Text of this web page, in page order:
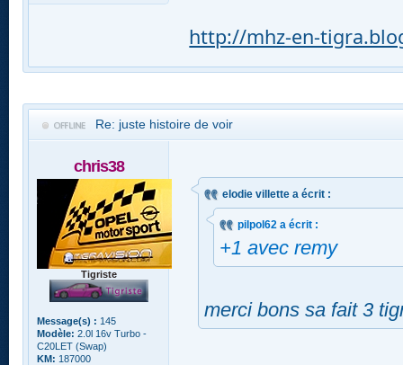
http://mhz-en-
Re: juste histoire de voir
chris38
Tigriste
Message(s) : 145
Modèle: 2.0l 16v Turbo -
C20LET (Swap)
KM: 187000
elodie villette a écrit :
pilpol62 a écrit :
+1 avec remy
merci bons sa fait 3